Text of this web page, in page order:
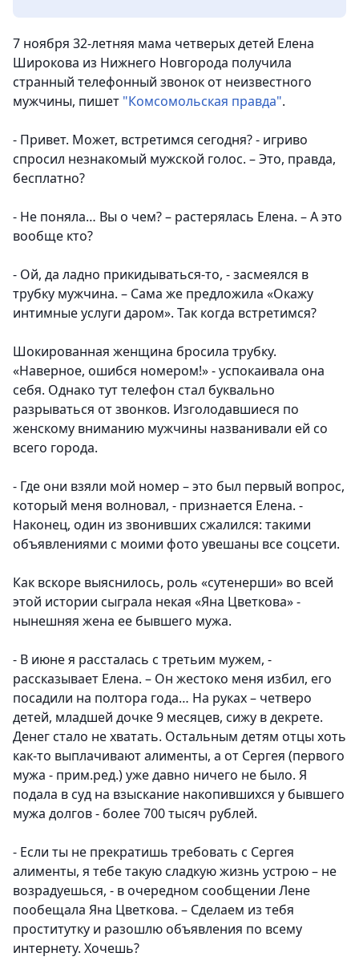
7 ноября 32-летняя мама четверых детей Елена
Широкова из Нижнего Новгорода получила
странный телефонный звонок от неизвестного
мужчины, пишет "Комсомольская правда".
- Привет. Может, встретимся сегодня? - игриво
спросил незнакомый мужской голос. – Это, правда,
бесплатно?
- Не поняла… Вы о чем? – растерялась Елена. – А это
вообще кто?
- Ой, да ладно прикидываться-то, - засмеялся в
трубку мужчина. – Сама же предложила «Окажу
интимные услуги даром». Так когда встретимся?
Шокированная женщина бросила трубку.
«Наверное, ошибся номером!» - успокаивала она
себя. Однако тут телефон стал буквально
разрываться от звонков. Изголодавшиеся по
женскому вниманию мужчины названивали ей со
всего города.
- Где они взяли мой номер – это был первый вопрос,
который меня волновал, - признается Елена. -
Наконец, один из звонивших сжалился: такими
объявлениями с моими фото увешаны все соцсети.
Как вскоре выяснилось, роль «сутенерши» во всей
этой истории сыграла некая «Яна Цветкова» -
нынешняя жена ее бывшего мужа.
- В июне я рассталась с третьим мужем, -
рассказывает Елена. – Он жестоко меня избил, его
посадили на полтора года… На руках – четверо
детей, младшей дочке 9 месяцев, сижу в декрете.
Денег стало не хватать. Остальным детям отцы хоть
как-то выплачивают алименты, а от Сергея (первого
мужа - прим.ред.) уже давно ничего не было. Я
подала в суд на взыскание накопившихся у бывшего
мужа долгов - более 700 тысяч рублей.
- Если ты не прекратишь требовать с Сергея
алименты, я тебе такую сладкую жизнь устрою – не
возрадуешься, - в очередном сообщении Лене
пообещала Яна Цветкова. – Сделаем из тебя
проститутку и разошлю объявления по всему
интернету. Хочешь?